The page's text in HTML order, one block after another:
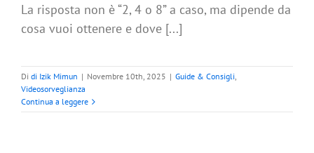
La risposta non è “2, 4 o 8” a caso, ma dipende da
cosa vuoi ottenere e dove [...]
Di di Izik Mimun | Novembre 10th, 2025 | Guide & Consigli
Videosorveglianza
Continua a leggere